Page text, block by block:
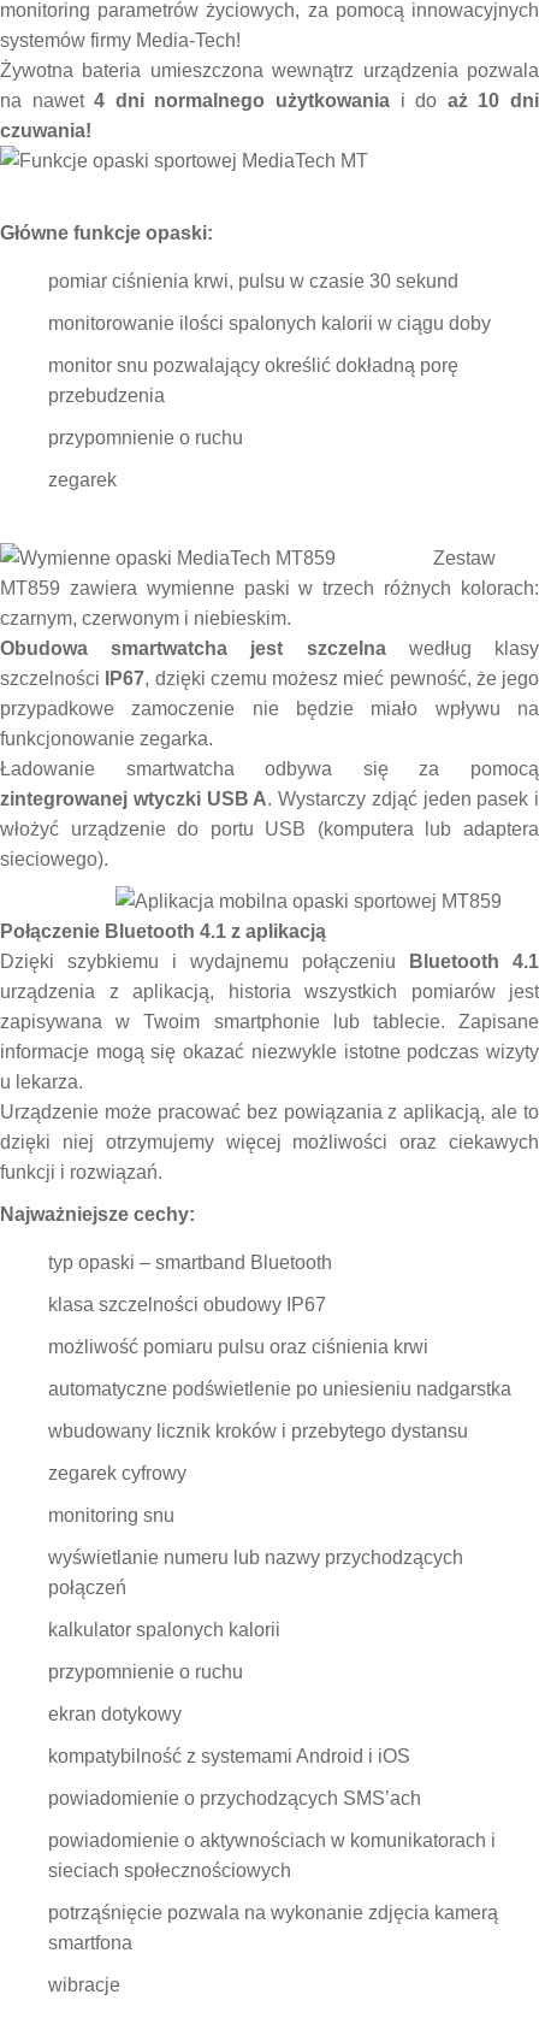
monitoring parametrów życiowych, za pomocą innowacyjnych
systemów firmy Media-Tech!
Żywotna bateria umieszczona wewnątrz urządzenia pozwala
na nawet4 dni normalnego użytkowania i do aż 10 dni
czuwania!
Główne funkcje opaski:
pomiar ciśnienia krwi, pulsu w czasie 30 sekund
monitorowanie ilości spalonych kalorii w ciągu doby
monitor snu pozwalający określić dokładną porę
przebudzenia
przypomnienie o ruchu
zegarek
Zestaw
MT859 zawiera wymienne paski w trzech różnych kolorach:
czarnym, czerwonym i niebieskim.
Obudowa smartwatcha jest szczelnawedług klasy
szczelności
IP67, dzięki czemu możesz mieć pewność, że jego
przypadkowe zamoczenie nie będzie miało wpływu na
funkcjonowanie zegarka.
Ładowanie smartwatcha odbywa się za pomocą
zintegrowanej wtyczki USB A. Wystarczy zdjąć jeden pasek i
włożyć urządzenie do portu USB (komputera lub adaptera
sieciowego).
Połączenie Bluetooth 4.1 z aplikacją
Dzięki szybkiemu i wydajnemu połączeniu
Bluetooth 4.1
urządzenia z aplikacją, historia wszystkich pomiarów jest
zapisywana w Twoim smartphonie lub tablecie. Zapisane
informacje mogą się okazać niezwykle istotne podczas wizyty
u lekarza.
Urządzenie może pracować bez powiązania z aplikacją, ale to
dzięki niej otrzymujemy więcej możliwości oraz ciekawych
funkcji i rozwiązań.
Najważniejsze cechy:
typ opaski – smartband Bluetooth
klasa szczelności obudowy IP67
możliwość pomiaru pulsu oraz ciśnienia krwi
automatyczne podświetlenie po uniesieniu nadgarstka
wbudowany licznik kroków i przebytego dystansu
zegarek cyfrowy
monitoring snu
wyświetlanie numeru lub nazwy przychodzących
połączeń
kalkulator spalonych kalorii
przypomnienie o ruchu
ekran dotykowy
kompatybilność z systemami Android i iOS
powiadomienie o przychodzących SMS’ach
powiadomienie o aktywnościach w komunikatorach i
sieciach społecznościowych
potrząśnięcie pozwala na wykonanie zdjęcia kamerą
smartfona
wibracje